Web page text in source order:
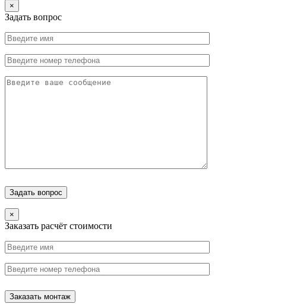
×
Задать вопрос
×
Заказать расчёт стоимости